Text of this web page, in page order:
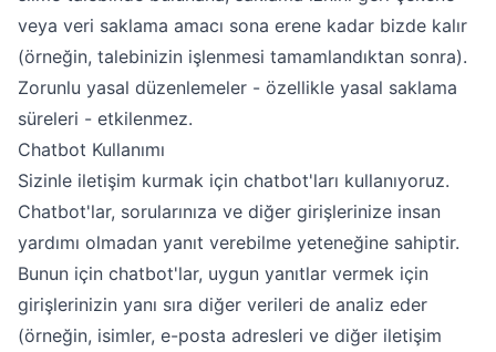
veya veri saklama amacı sona erene kadar bizde kalır
(örneğin, talebinizin işlenmesi tamamlandıktan sonra).
Zorunlu yasal düzenlemeler - özellikle yasal saklama
süreleri - etkilenmez.
Chatbot Kullanımı
Sizinle iletişim kurmak için chatbot'ları kullanıyoruz.
Chatbot'lar, sorularınıza ve diğer girişlerinize insan
yardımı olmadan yanıt verebilme yeteneğine sahiptir.
Bunun için chatbot'lar, uygun yanıtlar vermek için
girişlerinizin yanı sıra diğer verileri de analiz eder
(örneğin, isimler, e-posta adresleri ve diğer iletişim